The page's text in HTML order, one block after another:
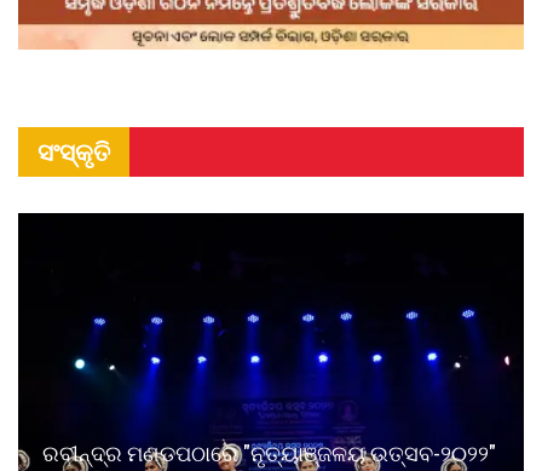
ସଂସ୍କୃତି
ରବୀନ୍ଦ୍ର ମଣ୍ଡପଠାରେ "ନୃତ୍ୟାଞ୍ଜଳୟ ଉତ୍ସବ-୨୦୨୨"